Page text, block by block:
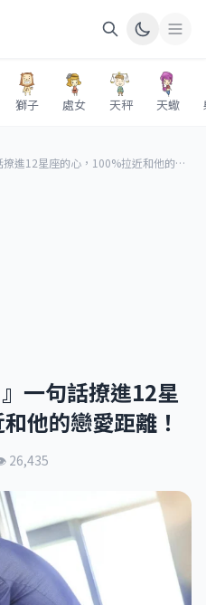
獅子 處女 天秤 天蠍
『這句話>我愛你！』一句話撩進12星座的心，100%拉近和他的戀愛距離！
一句話撩進12星
他的戀愛距離！
26,435